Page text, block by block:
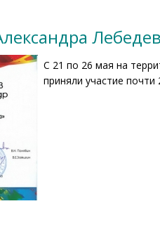
С 21 по 26 мая на
приняли участие